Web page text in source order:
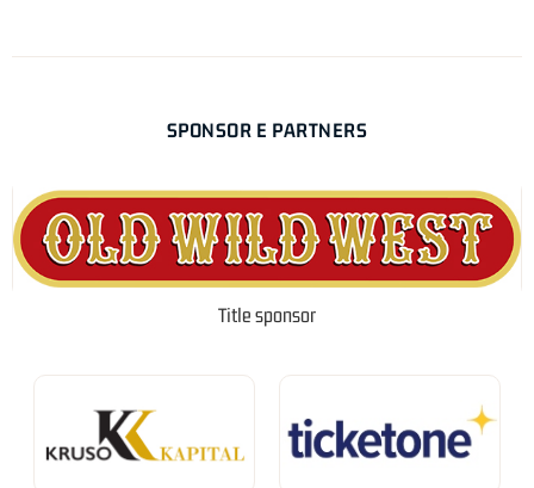
SPONSOR E PARTNERS
Title sponsor